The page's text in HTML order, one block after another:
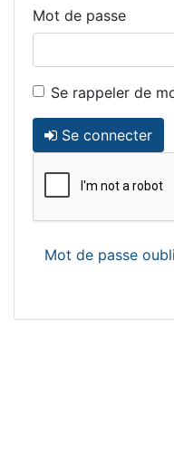
Mot de passe
Se rappeler de
Se connecter
Mot de passe